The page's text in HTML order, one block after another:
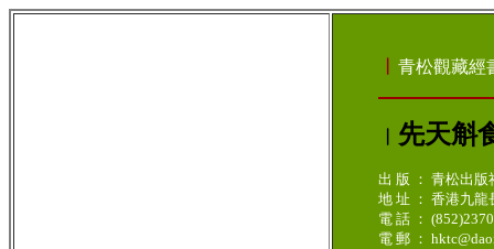
青松觀藏經
先天斛
出 版 ： 青松出版
地 址 ： 香港九
電 話 ：
電 郵 ：